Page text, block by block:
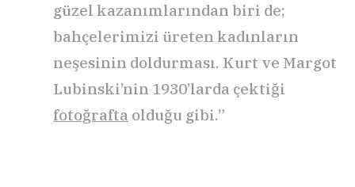
güzel kazanımlarından biri de;
bahçelerimizi üreten kadınların
neşesinin doldurması. Kurt ve Margot
Lubinski’nin 1930’larda çektiği
fotoğrafta olduğu gibi.”